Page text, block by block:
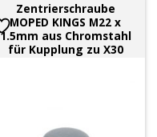
Zentrierschraube
MOPED KINGS M22 x
1.5mm aus Chromstahl
für Kupplung zu X30